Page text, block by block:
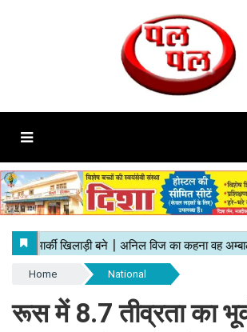
Home National
रूस में 8.7 तीव्रता का